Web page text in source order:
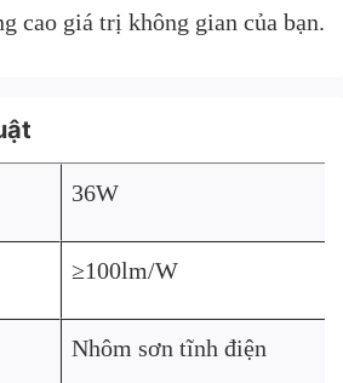
cao giá trị không gian của bạn.
36W
≥100lm/W
Nhôm sơn tĩnh điện